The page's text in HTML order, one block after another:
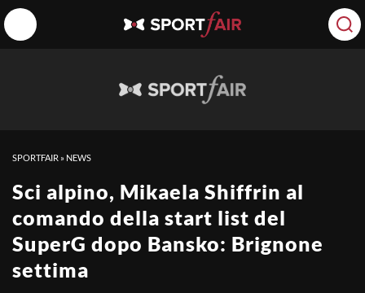
SPORTFAIR » NEWS
Sci alpino, Mikaela Shiffrin al
comando della start list del
SuperG dopo Bansko: Brignone
settima